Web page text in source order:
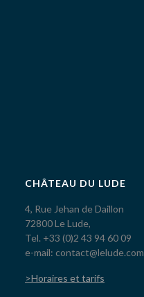
CHÂTEAU DU LUDE
4, Rue Jehan de Daillon
72800 Le Lude,
Tel. +33 (0)2 43 94 60 09
e-mail: contact@lelude.com
>Horaires et tarifs